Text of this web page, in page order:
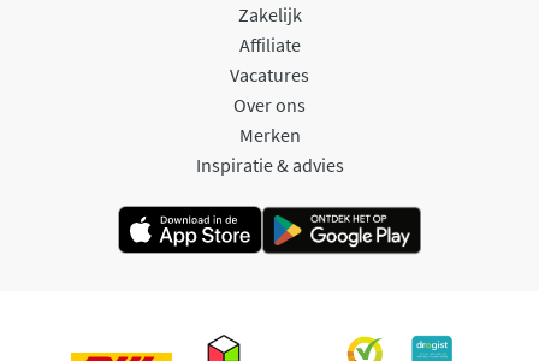
Zakelijk
Affiliate
Vacatures
Over ons
Merken
Inspiratie & advies